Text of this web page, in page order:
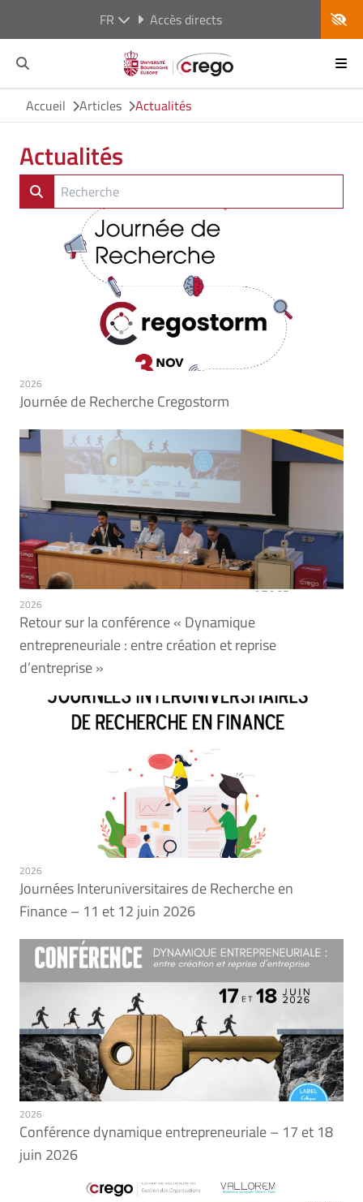
FR Accès directs
Accueil Articles Actualités
Actualités
2026
Journée de Recherche Cregostorm
2026
Retour sur la conférence « Dynamique
entrepreneuriale : entre création et reprise
d’entreprise »
2026
Journées Interuniversitaires de Recherche en
Finance – 11 et 12 juin 2026
2026
Conférence dynamique entrepreneuriale – 17 et 18
juin 2026